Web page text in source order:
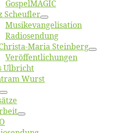
Gos­pel­MA­GIC
Scheuf­ler
Musikevan­ge­li­sa­tion
Ra­dio­sen­dung
Ma­ria Steinberg
Ver­öf­fent­li­chun­gen
Ulb­richt
Wurst